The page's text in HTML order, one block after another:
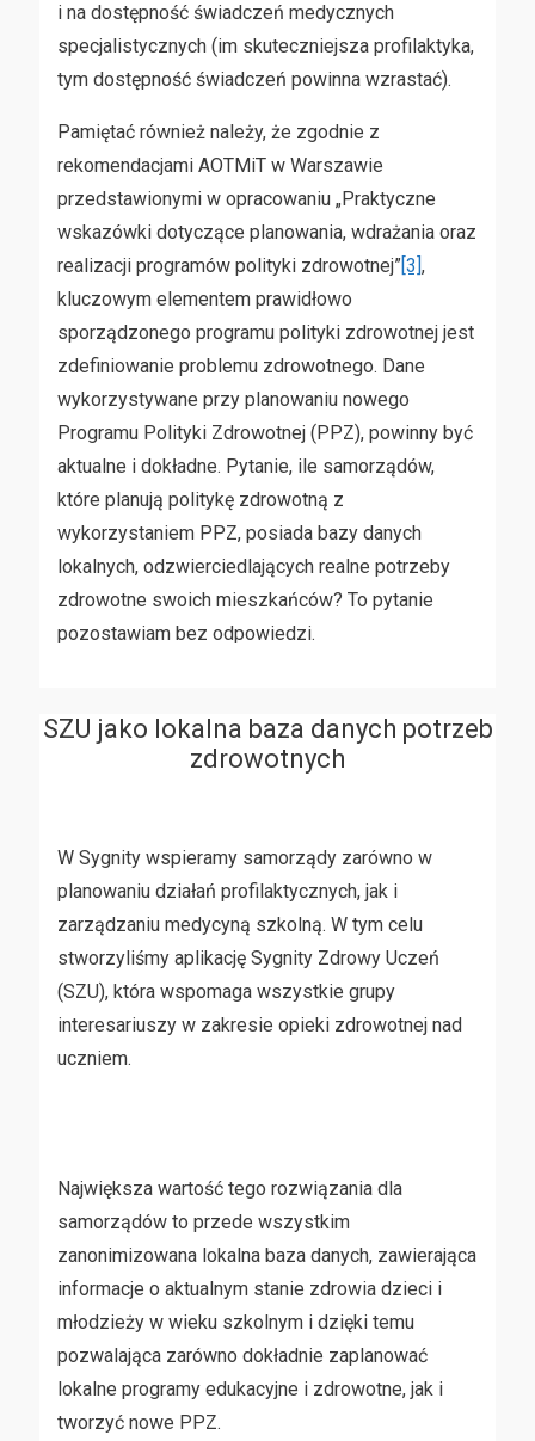
i na dostępność świadczeń medycznych
specjalistycznych (im skuteczniejsza profilaktyka,
tym dostępność świadczeń powinna wzrastać).
Pamiętać również należy, że zgodnie z
rekomendacjami AOTMiT w Warszawie
przedstawionymi w opracowaniu „Praktyczne
wskazówki dotyczące planowania, wdrażania oraz
realizacji programów polityki zdrowotnej”[3],
kluczowym elementem prawidłowo
sporządzonego programu polityki zdrowotnej jest
zdefiniowanie problemu zdrowotnego. Dane
wykorzystywane przy planowaniu nowego
Programu Polityki Zdrowotnej (PPZ), powinny być
aktualne i dokładne. Pytanie, ile samorządów,
które planują politykę zdrowotną z
wykorzystaniem PPZ, posiada bazy danych
lokalnych, odzwierciedlających realne potrzeby
zdrowotne swoich mieszkańców? To pytanie
pozostawiam bez odpowiedzi.
SZU jako lokalna baza danych potrzeb
zdrowotnych
W Sygnity wspieramy samorządy zarówno w
planowaniu działań profilaktycznych, jak i
zarządzaniu medycyną szkolną. W tym celu
stworzyliśmy aplikację Sygnity Zdrowy Uczeń
(SZU), która wspomaga wszystkie grupy
interesariuszy w zakresie opieki zdrowotnej nad
uczniem.
Największa wartość tego rozwiązania dla
samorządów to przede wszystkim
zanonimizowana lokalna baza danych, zawierająca
informacje o aktualnym stanie zdrowia dzieci i
młodzieży w wieku szkolnym i dzięki temu
pozwalająca zarówno dokładnie zaplanować
lokalne programy edukacyjne i zdrowotne, jak i
tworzyć nowe PPZ.